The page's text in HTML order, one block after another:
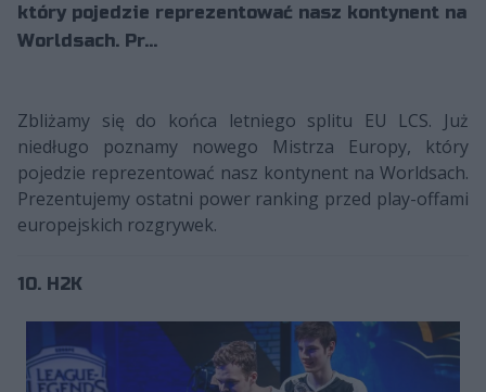
który pojedzie reprezentować nasz kontynent na
Worldsach. Pr...
Zbliżamy się do końca letniego splitu EU LCS. Już
niedługo poznamy nowego Mistrza Europy, który
pojedzie reprezentować nasz kontynent na Worldsach.
Prezentujemy ostatni power ranking przed play-offami
europejskich rozgrywek.
10. H2K